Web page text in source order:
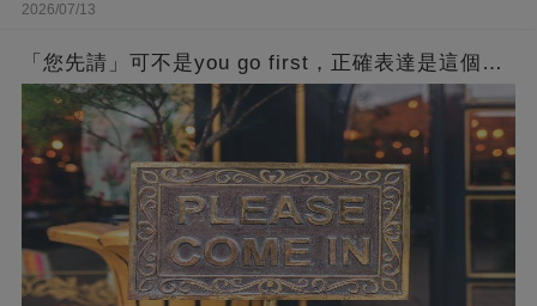
2026/07/13
「您先請」可不是you go first，正確表達是這個…